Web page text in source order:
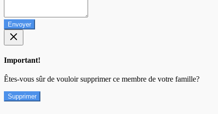
Envoyer
Important!
Êtes-vous sûr de vouloir supprimer ce membre de votre famille?
Supprimer